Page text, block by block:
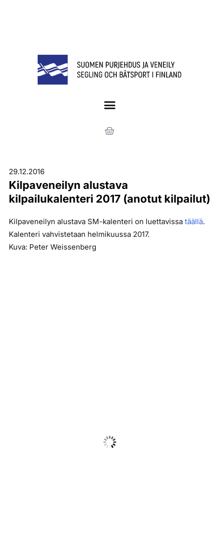
29.12.2016
Kilpaveneilyn alustava
kilpailukalenteri 2017 (anotut kilpailut)
Kilpaveneilyn alustava SM-kalenteri on luettavissa täällä.
Kalenteri vahvistetaan helmikuussa 2017.
Kuva: Peter Weissenberg